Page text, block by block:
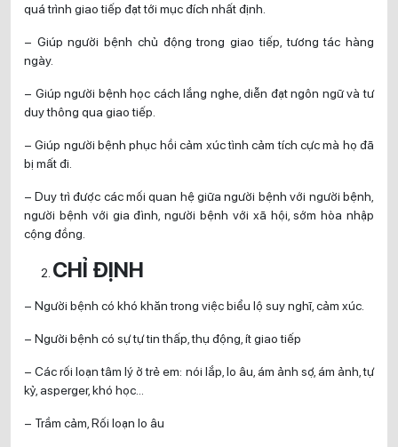
quá trình giao tiếp đạt tới mục đích nhất định.
– Giúp người bệnh chủ động trong giao tiếp, tương tác hàng
ngày.
– Giúp người bệnh học cách lắng nghe, diễn đạt ngôn ngữ và tư
duy thông qua giao tiếp.
– Giúp người bệnh phục hồi cảm xúc tình cảm tích cực mà họ đã
bị mất đi.
– Duy trì được các mối quan hệ giữa người bệnh với người bệnh,
người bệnh với gia đình, người bệnh với xã hội, sớm hòa nhập
cộng đồng.
CHỈ ĐỊNH
– Người bệnh có khó khăn trong việc biểu lộ suy nghĩ, cảm xúc.
– Người bệnh có sự tự tin thấp, thụ động, ít giao tiếp
– Các rối loạn tâm lý ở trẻ em: nói lắp, lo âu, ám ảnh sợ, ám ảnh, tự
kỷ, asperger, khó học…
– Trầm cảm, Rối loạn lo âu